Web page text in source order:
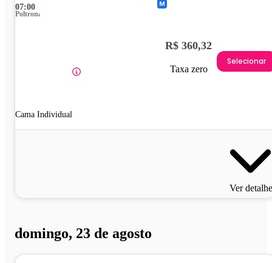
07:00
Poltrona
Cama Individual
R$ 360,32
Taxa zero
Selecionar
Ver
domingo, 23 de agosto